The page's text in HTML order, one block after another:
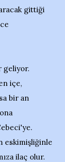
gittiği
geliyor.
içe,
bir an
eskimişliğinle
ilaç olur.